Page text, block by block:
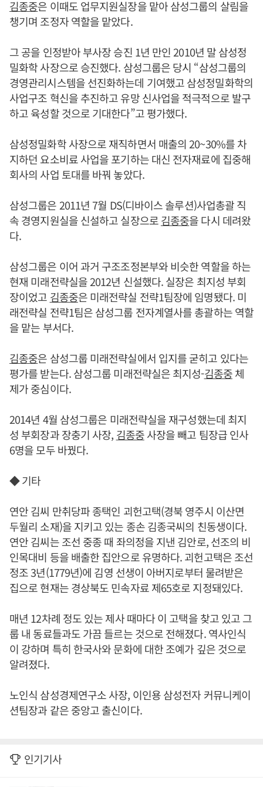
김종중은 이때도 업무지원실장을 맡아 삼성그룹의 살림을
챙기며 조정자 역할을 맡았다.
그 공을 인정받아 부사장 승진 1년 만인 2010년 말 삼성정
밀화학 사장으로 승진했다. 삼성그룹은 당시 “삼성그룹의
경영관리시스템을 선진화하는데 기여했고 삼성정밀화학의
사업구조 혁신을 추진하고 유망 신사업을 적극적으로 발구
하고 육성할 것으로 기대한다”고 평가했다.
삼성정밀화학 사장으로 재직하면서 매출의 20~30%를 차
지하던 요소비료 사업을 포기하는 대신 전자재료에 집중해
회사의 사업 토대를 바꿔 놓았다.
삼성그룹은 2011년 7월 DS(디바이스 솔루션)사업총괄 직
속 경영지원실을 신설하고 실장으로김종중을 다시 데려왔
다.
삼성그룹은 이어 과거 구조조정본부와 비슷한 역할을 하는
현재 미래전략실을 2012년 신설했다. 실장은 최지성 부회
장이었고 김종중은 미래전략실 전략1팀장에 임명됐다. 미
래전략실 전략1팀은 삼성그룹 전자계열사를 총괄하는 역할
을 맡는 부서다.
김종중은 삼성그룹 미래전략실에서 입지를 굳히고 있다는
평가를 받는다. 삼성그룹 미래전략실은 최지성-김종중체
제가 중심이다.
2014년 4월 삼성그룹은 미래전략실을 재구성했는데 최지
성 부회장과 장충기 사장, 김종중사장을 빼고 팀장급 인사
6명을 모두 바꿨다.
◆ 기타
연안 김씨 만취당파 종택인 괴헌고택(경북 영주시 이산면
두월리 소재)을 지키고 있는 종손 김종국씨의 친동생이다.
연안 김씨는 조선 중종 때 좌의정을 지낸 김안로, 선조의 비
인목대비 등을 배출한 집안으로 유명하다. 괴헌고택은 조선
정조 3년(1779년)에 김영 선생이 아버지로부터 물려받은
집으로 현재는 경상북도 민속자료 제65호로 지정돼있다.
매년 12차례 정도 있는 제사 때마다 이 고택을 찾고 있고 그
룹 내 동료들과도 가끔 들르는 것으로 전해졌다. 역사인식
이 강하며 특히 한국사와 문화에 대한 조예가 깊은 것으로
알려졌다.
노인식 삼성경제연구소 사장, 이인용 삼성전자 커뮤니케이
션팀장과 같은 중앙고 출신이다.
인기기사